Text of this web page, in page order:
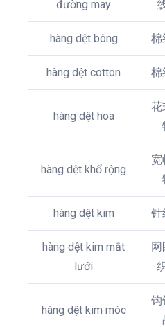
đường may
hàng dệt bông 棉
hàng dệt cotton 棉
hàng dệt hoa
花
hàng dệt khổ rộng
宽
hàng dệt kim 针
hàng dệt kim mắt
lưới
网
hàng dệt kim móc
钩